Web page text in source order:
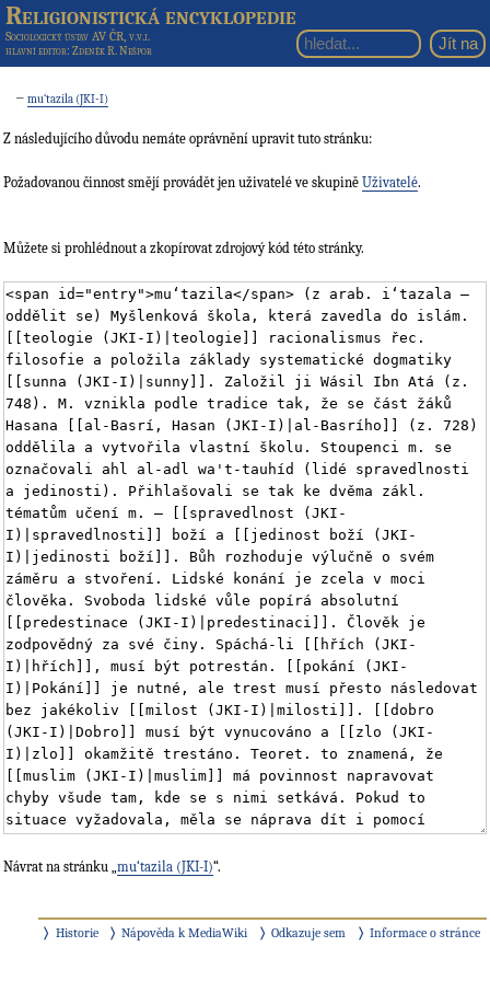
Religionistická encyklopedie
Sociologický ústav AV ČR, v.v.i.
hlavní editor: Zdeněk R. Nešpor
←mu‘tazila (JKI-I)
Z následujícího důvodu nemáte oprávnění upravit tuto stránku:
Požadovanou činnost smějí provádět jen uživatelé ve skupině Uživatelé.
Můžete si prohlédnout a zkopírovat zdrojový kód této stránky.
Návrat na stránku „ mu‘tazila (JKI-I)“.
Historie Nápověda k MediaWiki Odkazuje sem Informace o stránce